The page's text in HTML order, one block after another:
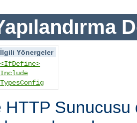
İlgili Yönergeler
<IfDefine>
Include
TypesConfig
HTTP Sunucusu